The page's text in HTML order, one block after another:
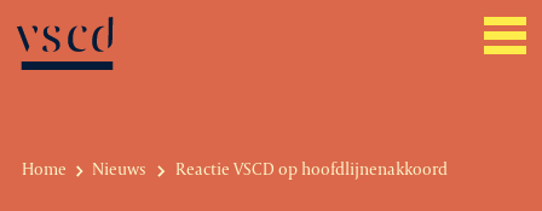
Home Nieuws Reactie VSCD op hoofdlijnenakkoord